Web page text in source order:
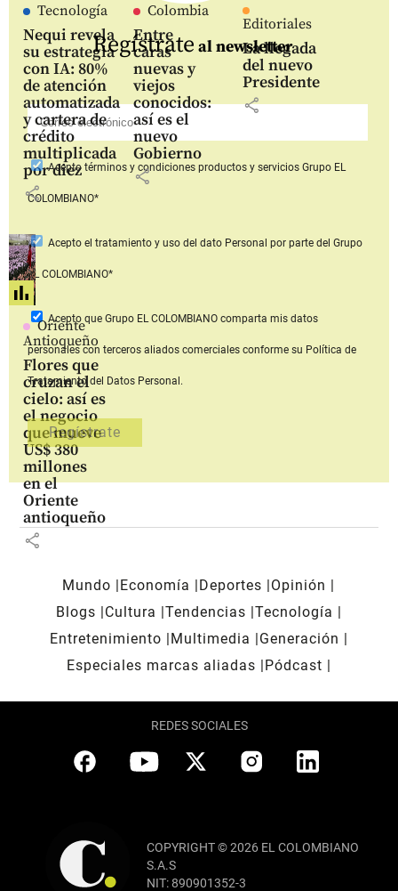
Tecnología
Nequi revela
su estrategia
con IA: 80%
de atención
automatizada
y cartera de
crédito
multiplicada
por diez
share
Colombia
Entre
caras
nuevas y
viejos
conocidos:
así es el
nuevo
Gobierno
share
Editoriales
La llegada
del nuevo
Presidente
share
Oriente
Antioqueño
Flores que
cruzan el
cielo: así es
el negocio
que mueve
US$ 380
millones
en el
Oriente
antioqueño
share
Regístrate al newsletter
Aceptotérminos y condiciones productos y serviciosGrupo EL
COLOMBIANO*
Acepto el tratamiento y uso del dato Personal por parte del Grupo
EL COLOMBIANO*
Acepto que Grupo EL COLOMBIANOcomparta mis datos
personales con terceros aliados comerciales conforme su Política de
Tratamiento del Datos Personal.
Mundo Economía Deportes
Opinión
Blogs
Cultura Tendencias Tecnología
Entretenimiento
Multimedia
Generación
Especiales marcas aliadas
Pódcast
REDES SOCIALES
COPYRIGHT © 2026 EL COLOMBIANO
S.A.S
NIT: 890901352-3